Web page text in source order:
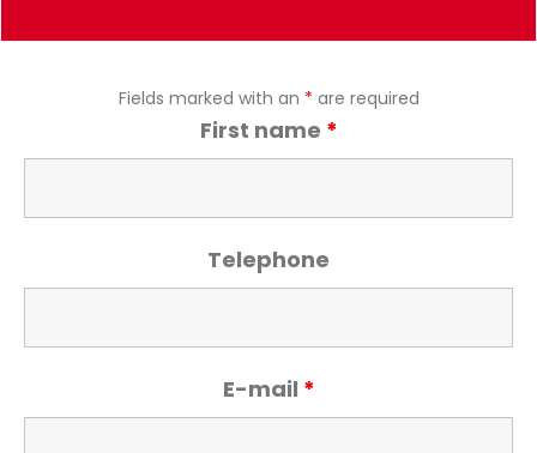
Fields marked with an * are required
First name *
Telephone
E-mail *